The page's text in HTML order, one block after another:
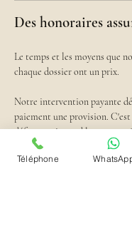
Des honoraires
Le temps et les moyens que
chaque dossier ont un prix.
Notre intervention payante
paiement une provision.
défense qui prend le temps
Dans certaines situations —
Téléphone